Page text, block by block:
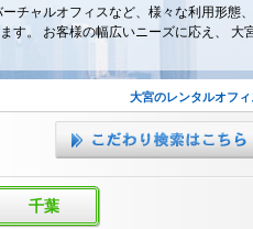
チャルオフィスなど、様々な利用形態、
す。 お客様の幅広いニーズに応え、 大
大宮のレンタルオフ
千葉